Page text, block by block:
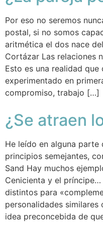
Por eso no seremos
postal, si no somos
aritmética el dos nace
Cortázar Las relaciones
Esto es una realidad
experimentado en
compromiso, trabajo […]
¿Se atraen
He leído en alguna parte
principios semejantes,
Sand Hay muchos
Cenicienta y el
distintos para
personalidades
idea preconcebida de